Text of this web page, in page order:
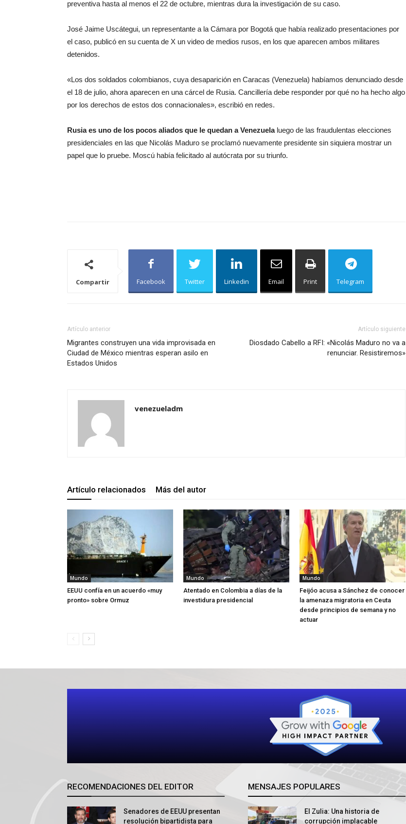
preventiva hasta al menos el 22 de octubre, mientras dura la investigación de su caso.
José Jaime Uscátegui, un representante a la Cámara por Bogotá que había realizado presentaciones por
el caso, publicó en su cuenta de X un video de medios rusos, en los que aparecen ambos militares
detenidos.
«Los dos soldados colombianos, cuya desaparición en Caracas (Venezuela) habíamos denunciado desde
el 18 de julio, ahora aparecen en una cárcel de Rusia. Cancillería debe responder por qué no ha hecho algo
por los derechos de estos dos connacionales», escribió en redes.
Rusia es uno de los pocos aliados que le quedan a Venezuelaluego de las fraudulentas elecciones
presidenciales en las que Nicolás Maduro se proclamó nuevamente presidente sin siquiera mostrar un
papel que lo pruebe. Moscú había felicitado al autócrata por su triunfo.
Compartir Facebook Twitter Linkedin Email Print Telegram
Artículo anterior
Migrantes construyen una vida improvisada en
Ciudad de México mientras esperan asilo en
Estados Unidos
Artículo siguiente
Diosdado Cabello a RFI: «Nicolás Maduro no va a
renunciar. Resistiremos»
venezueladm
Artículo relacionados Más del autor
Mundo
EEUU confía en un acuerdo «muy
pronto» sobre Ormuz
Mundo
Atentado en Colombia a días de la
investidura presidencial
Mundo
Feijóo acusa a Sánchez de conocer
la amenaza migratoria en Ceuta
desde principios de semana y no
actuar
RECOMENDACIONES DEL EDITOR
Senadores de EEUU presentan
resolución bipartidista para
MENSAJES POPULARES
El Zulia: Una historia de
corrupción implacable